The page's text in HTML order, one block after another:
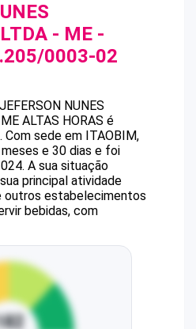
- ME -
0003-02
JEFERSON NUNES
ALTAS HORAS é
. Com sede em ITAOBIM,
meses e 30 dias e foi
A sua situação
principal atividade
outros estabelecimentos
bebidas, com